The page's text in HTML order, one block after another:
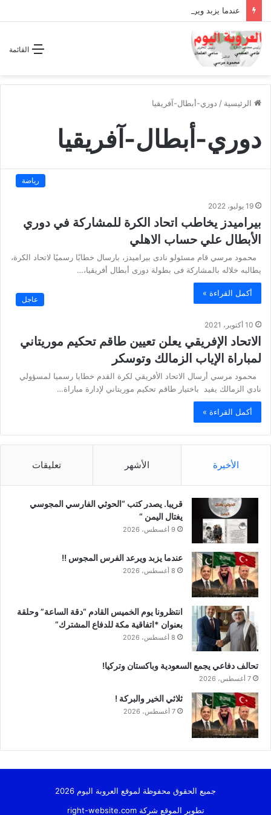
عندما يزبد ويرعد الفرس المجوس !!
القائمة
الرئيسية / دوري-أبطال-آفريقيا
دوري-أبطال-آفريقيا
رياضة
19 يوليو، 2022
بيراميدز يخاطب اتحاد الكرة للمشاركة في دوري
الأبطال علي حساب الاهلي
محمود مرسي قام مسئولو نادى بيراميدز، بارسال خطابًا رسميًا لاتحاد الكرة،
يطالبه خلاله بالمشاركة فى بطولة دورى أبطال أفريقيا،…
أكمل القراءة »
عاجل
10 أكتوبر، 2021
الاتحاد الإفريقي يعلن تعيين طاقم تحكيم موريتاني
لمباراة الإياب الزمالك وتوسكر
محمود مرسي أرسال الاتحاد الأفريقي لكرة القدم خطايا رسميا لمسؤولي
نادي الزمالك يفيد باختيار طاقم تحكيم موريتاني لإدارة مباراة…
أكمل القراءة »
الأخيرة الأشهر تعليقات
قريبا. يصدر كتب “الحوثي الفارسي المجوسي
يغتال اليمن “
9 أغسطس، 2026
عندما يزبد ويرعد الفرس المجوس !!
8 أغسطس، 2026
انتظرونا يوم الخميس القادم “دقة الساعة” وحلقة
بعنوان *اتفاقية مكة للدفاع المشترك”
8 أغسطس، 2026
تحالف دفاعي يجمع السعودية وباكستان وتركيا!
7 أغسطس، 2026
ثلاثي الخير والبركة !
7 أغسطس، 2026
جميع الحقوق محفوظة لموقع العروبة اليوم 2026
تطوير الموقع شركةright-website.com